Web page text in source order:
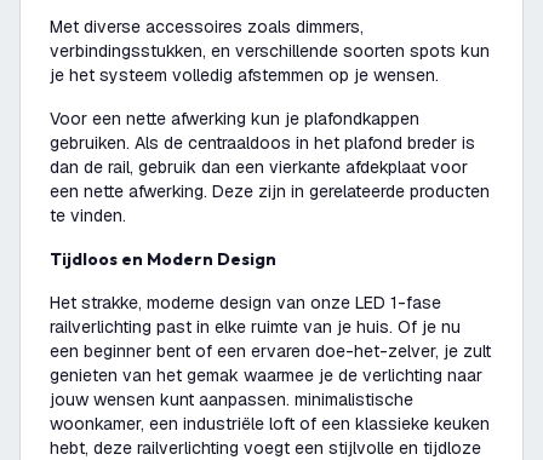
Met diverse accessoires zoals dimmers,
verbindingsstukken, en verschillende soorten spots kun
je het systeem volledig afstemmen op je wensen.
Voor een nette afwerking kun je plafondkappen
gebruiken. Als de centraaldoos in het plafond breder is
dan de rail, gebruik dan een vierkante afdekplaat voor
een nette afwerking. Deze zijn in gerelateerde producten
te vinden.
Tijdloos en Modern Design
Het strakke, moderne design van onze LED 1-fase
railverlichting past in elke ruimte van je huis. Of je nu
een beginner bent of een ervaren doe-het-zelver, je zult
genieten van het gemak waarmee je de verlichting naar
jouw wensen kunt aanpassen. minimalistische
woonkamer, een industriële loft of een klassieke keuken
hebt, deze railverlichting voegt een stijlvolle en tijdloze